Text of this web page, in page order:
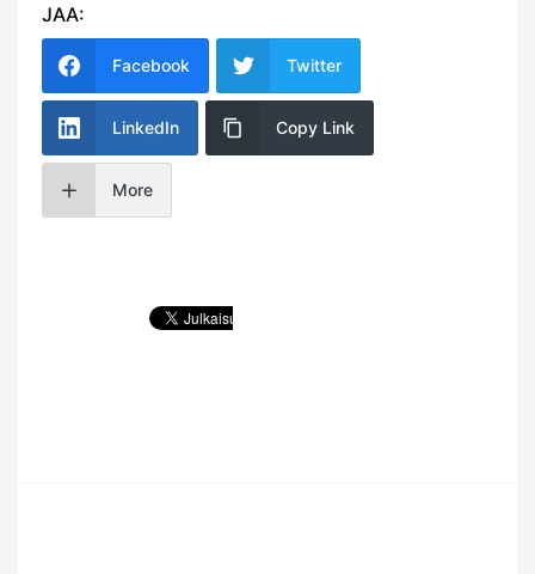
JAA:
Facebook Twitter
LinkedIn Copy Link
More